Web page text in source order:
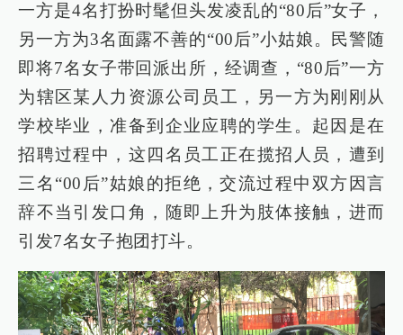
一方是4名打扮时髦但头发凌乱的“80后”女子，
另一方为3名面露不善的“00后”小姑娘。民警随
即将7名女子带回派出所，经调查，“80后”一方
为辖区某人力资源公司员工，另一方为刚刚从
学校毕业，准备到企业应聘的学生。起因是在
招聘过程中，这四名员工正在揽招人员，遭到
三名“00后”姑娘的拒绝，交流过程中双方因言
辞不当引发口角，随即上升为肢体接触，进而
引发7名女子抱团打斗。